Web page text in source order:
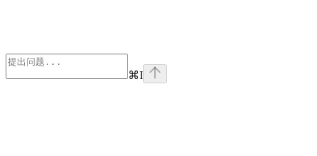
⌘I